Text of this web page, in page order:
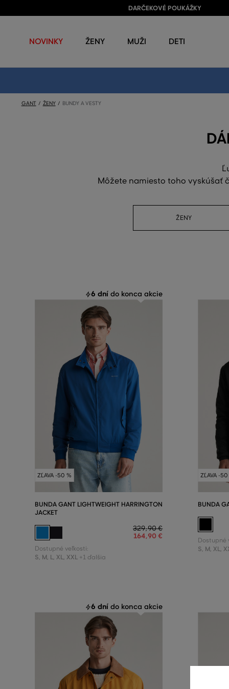
DARČEKOVÉ POUKÁŽKY
NOVINKY ŽENY MUŽI DETI
GANT ŽENY BUNDY A VESTY
Môžete namiesto toho vyskúšať
ŽENY
6 dní do konca akcie
ZĽAVA -50 %
BUNDA GANT LIGHTWEIGHT HARRINGTON
JACKET
329,90 €
164,90 €
Dostupné veľkosti:
S, M, L, XL, XXL +1 ďalšia
ZĽAVA -
BUNDA
Dostupné
S, M, XL,
6 dní do konca akcie